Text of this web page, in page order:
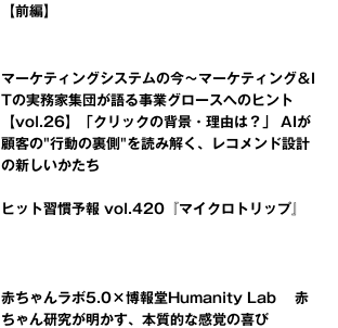
【前編】
マーケティングシステムの今～マーケティング＆I
Tの実務家集団が語る事業グロースへのヒント
【vol.26】「クリックの背景・理由は？」 AIが
顧客の"行動の裏側"を読み解く、レコメンド設計
の新しいかたち
ヒット習慣予報 vol.420『マイクロトリップ』
赤ちゃんラボ5.0×博報堂Humanity Lab 赤
ちゃん研究が明かす、本質的な感覚の喜び